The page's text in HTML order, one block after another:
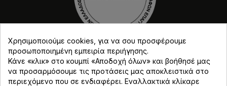
Χρησιμοποιούμε cookies, για να σου προσφέρουμε
προσωποποιημένη εμπειρία περιήγησης.
Κάνε «κλικ» στο κουμπί «Αποδοχή όλων» και βοήθησέ μας
να προσαρμόσουμε τις προτάσεις μας αποκλειστικά στο
περιεχόμενο που σε ενδιαφέρει. Εναλλακτικά κλίκαρε